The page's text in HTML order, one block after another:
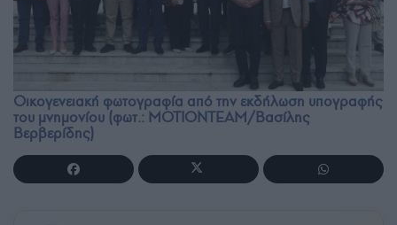
Οικογενειακή φωτογραφία από την εκδήλωση υπογραφής
του μνημονίου (φωτ.: ΜΟΤΙΟΝΤΕΑΜ/Βασίλης
Βερβερίδης)